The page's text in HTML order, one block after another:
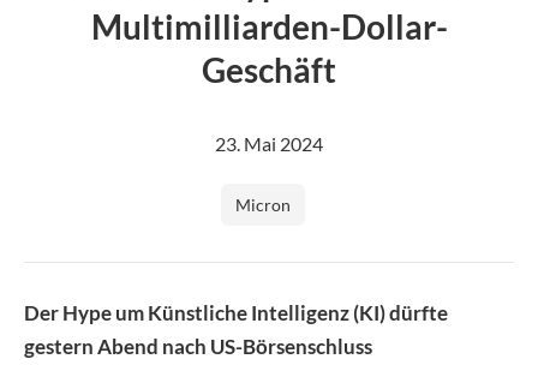
Multimilliarden-Dollar-
Geschäft
23. Mai 2024
Micron
Der Hype um Künstliche Intelligenz (KI) dürfte
gestern Abend nach US-Börsenschluss